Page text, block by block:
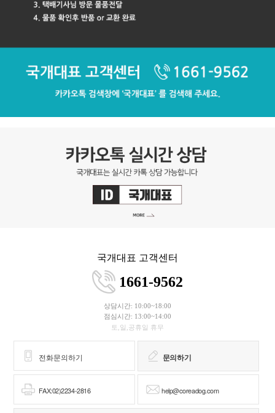
국개대표 고객센터
1661-9562
상담시간: 10:00~18:00
점심시간: 13:00~14:00
토,일,공휴일 휴무
전화문의하기 문의하기
FAX:02)2234-2816 help@coreadog.com